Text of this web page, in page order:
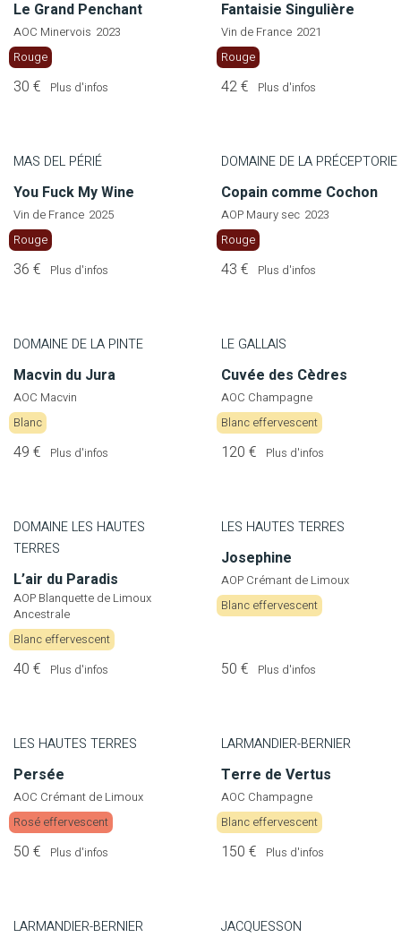
Le Grand Penchant
AOC Minervois 2023
Rouge
30 € Plus d'infos
Fantaisie Singulière
Vin de France 2021
Rouge
42 € Plus d'infos
MAS DEL PÉRIÉ
You Fuck My Wine
Vin de France 2025
Rouge
36 € Plus d'infos
DOMAINE DE LA PRÉCEPTORIE
Copain comme Cochon
AOP Maury sec 2023
Rouge
43 € Plus d'infos
DOMAINE DE LA PINTE
Macvin du Jura
AOC Macvin
Blanc
49 € Plus d'infos
LE GALLAIS
Cuvée des Cèdres
AOC Champagne
Blanc effervescent
120 € Plus d'infos
DOMAINE LES HAUTES
TERRES
L’air du Paradis
AOP Blanquette de Limoux
Ancestrale
Blanc effervescent
40 € Plus d'infos
LES HAUTES TERRES
Josephine
AOP Crémant de Limoux
Blanc effervescent
50 € Plus d'infos
LES HAUTES TERRES
Persée
AOC Crémant de Limoux
Rosé effervescent
50 € Plus d'infos
LARMANDIER-BERNIER
Terre de Vertus
AOC Champagne
Blanc effervescent
150 € Plus d'infos
LARMANDIER-BERNIER JACQUESSON